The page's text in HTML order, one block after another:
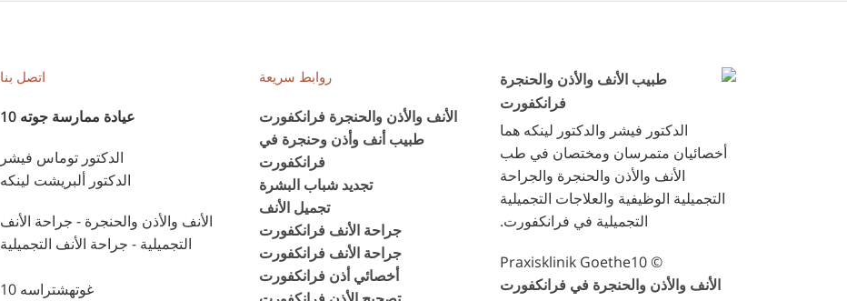
الدكتور فيشر والدكتور لينكه هما
أخصائيان متمرسان ومختصان في طب
الأنف والأذن والحنجرة والجراحة
التجميلية الوظيفية والعلاجات التجميلية
التجميلية في فرانكفورت.
© Praxisklinik Goethe10
الأنف والأذن والحنجرة في فرانكفورت
روابط سريعة
الأنف والأذن والحنجرة فرانكفورت
طبيب أنف وأذن وحنجرة في
فرانكفورت
تجديد شباب البشرة
تجميل الأنف
جراحة الأنف فرانكفورت
جراحة الأنف فرانكفورت
أخصائي أذن فرانكفورت
اتصل بنا
عيادة ممارسة جوته 10
الدكتور توماس فيشر
الدكتور ألبريشت لينكه
الأنف والأذن والحنجرة - جراحة الأنف
التجميلية - جراحة الأنف التجميلية
غوتهشتراسه 10